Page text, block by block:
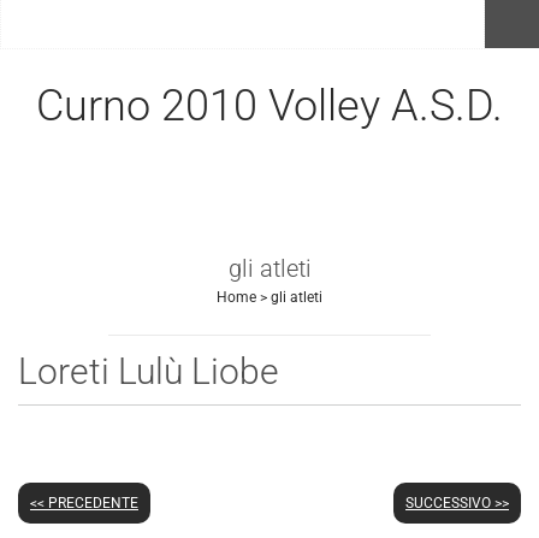
Curno 2010 Volley A.S.D.
gli atleti
Home > gli atleti
Loreti Lulù Liobe
<< PRECEDENTE SUCCESSIVO >>